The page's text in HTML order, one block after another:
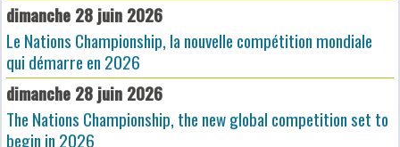
dimanche 28 juin 2026
Le Nations Championship, la nouvelle compétition mondiale
qui démarre en 2026
dimanche 28 juin 2026
The Nations Championship, the new global competition set to
begin in 2026